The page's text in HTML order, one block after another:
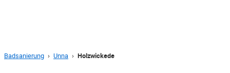
Badsanierung › Unna › Holzwickede